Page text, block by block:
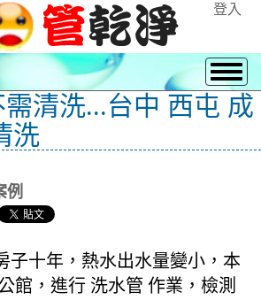
登入
清洗...台中 西屯 成
洗
例
子十年，熱水出水量變小，本
館，進行 洗水管 作業，檢測